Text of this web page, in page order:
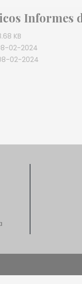
Informes
KB
02-2024
02-2024